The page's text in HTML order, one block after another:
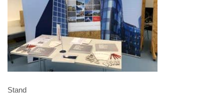
Stand